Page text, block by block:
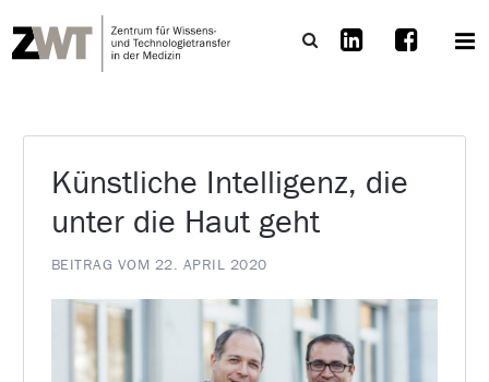
Künstliche Intelligenz, die
unter die Haut geht
BEITRAG VOM 22. APRIL 2020